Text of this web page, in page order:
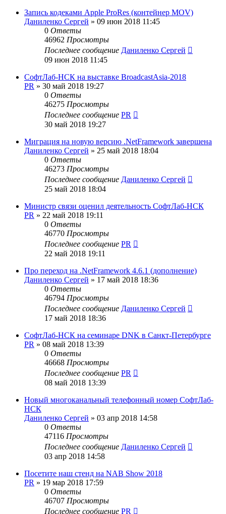
Запись кодеками Apple ProRes (контейнер MOV)
Даниленко Сергей » 09 июн 2018 11:45
0 Ответы
46962 Просмотры
Последнее сообщение Даниленко Сергей
09 июн 2018 11:45
СофтЛаб-НСК на выставке BroadcastAsia-2018
PR » 30 май 2018 19:27
0 Ответы
46275 Просмотры
Последнее сообщение PR
30 май 2018 19:27
Миграция на новую версию .NetFramework завершена
Даниленко Сергей » 25 май 2018 18:04
0 Ответы
46273 Просмотры
Последнее сообщение Даниленко Сергей
25 май 2018 18:04
Министр связи оценил деятельность СофтЛаб-НСК
PR » 22 май 2018 19:11
0 Ответы
46770 Просмотры
Последнее сообщение PR
22 май 2018 19:11
Про переход на .NetFramework 4.6.1 (дополнение)
Даниленко Сергей » 17 май 2018 18:36
0 Ответы
46794 Просмотры
Последнее сообщение Даниленко Сергей
17 май 2018 18:36
СофтЛаб-НСК на семинаре DNK в Санкт-Петербурге
PR » 08 май 2018 13:39
0 Ответы
46668 Просмотры
Последнее сообщение PR
08 май 2018 13:39
Новый многоканальный телефонный номер СофтЛаб-
НСК
Даниленко Сергей » 03 апр 2018 14:58
0 Ответы
47116 Просмотры
Последнее сообщение Даниленко Сергей
03 апр 2018 14:58
Посетите наш стенд на NAB Show 2018
PR » 19 мар 2018 17:59
0 Ответы
46707 Просмотры
Последнее сообщение PR